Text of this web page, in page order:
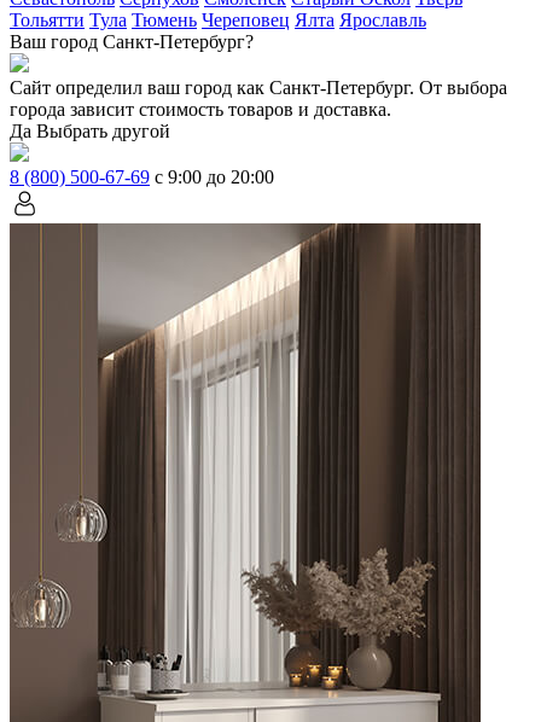
Тольятти Тула Тюмень Череповец Ялта Ярославль
Ваш город Санкт-Петербург?
Сайт определил ваш город как Санкт-Петербург. От выбора
города зависит стоимость товаров и доставка.
Да Выбрать другой
8 (800) 500-67-69 с 9:00 до 20:00